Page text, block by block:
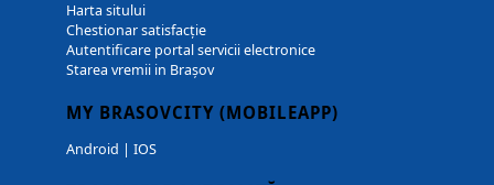
Harta sitului
Chestionar satisfacție
Autentificare portal servicii electronice
Starea vremii in Brașov
MY BRASOVCITY (MOBILEAPP)
Android | IOS